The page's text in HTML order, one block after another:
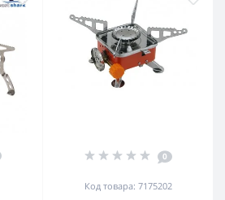
0
Код товара: 7175202